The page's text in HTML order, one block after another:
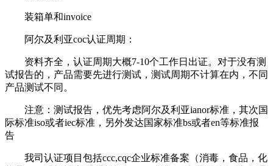
装箱单和invoice
阿尔及利亚coc认证周期：
资料齐全，认证周期大概7-10个工作日出证。对于没有测
试报告的，产品需要先进行测试，测试周期不计算在内，不同
产品测试不同。
注意：测试报告，优先考虑阿尔及利亚ianor标准，其次国
际标准iso或者iec标准，另外发达国家标准bs或者en等标准报
告
我司认证项目包括ccc,cqc企业标准备案（消毒，食品，化